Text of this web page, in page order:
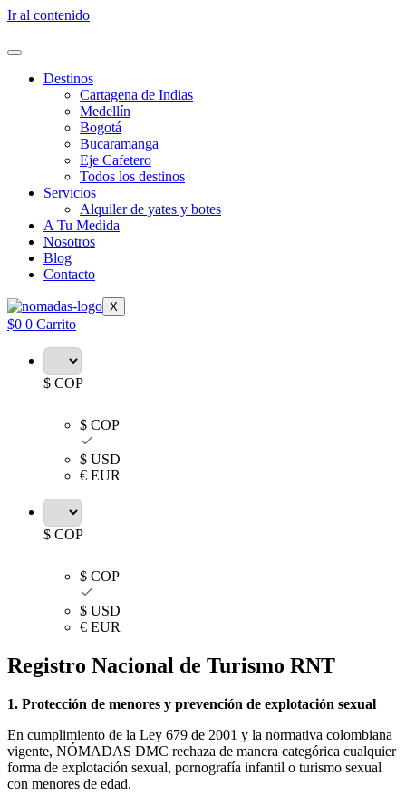
Ir al contenido
Destinos
Cartagena de Indias
Medellín
Bogotá
Bucaramanga
Eje Cafetero
Todos los destinos
Servicios
Alquiler de yates y botes
A Tu Medida
Nosotros
Blog
Contacto
X
$0 0 Carrito
$ COP
$ COP
$ USD
€ EUR
$ COP
$ COP
$ USD
€ EUR
Registro Nacional de Turismo RNT
1. Protección de menores y prevención de explotación sexual
En cumplimiento de la Ley 679 de 2001 y la normativa colombiana
vigente, NÓMADAS DMC rechaza de manera categórica cualquier
forma de explotación sexual, pornografía infantil o turismo sexual
con menores de edad.